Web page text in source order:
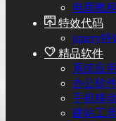
电商教程
特效代码
jquery特
精品软件
系统应用
办公软
手机移动
建站工